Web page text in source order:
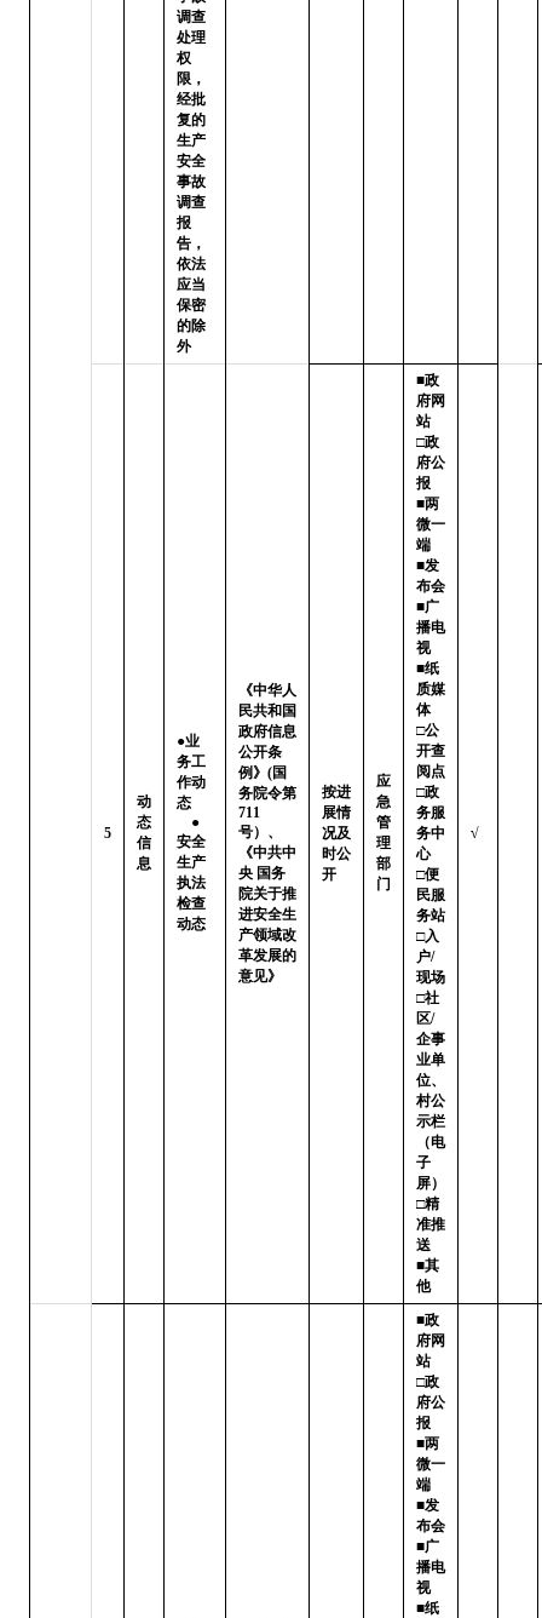
调查
处理
权
限，
经批
复的
生产
安全
事故
调查
报
告，
依法
应当
保密
的除
外
5
动
态
信
息
●业
务工
作动
态
●
安全
生产
执法
检查
动态
《中华人
民共和国
政府信息
公开条
例》(国
务院令第
711
号）、
《中共中
央 国务
院关于推
进安全生
产领域改
革发展的
意见》
按进
展情
况及
时公
开
应
急
管
理
部
门
■政
府网
站
□政
府公
报
■两
微一
端
■发
布会
■广
播电
视
■纸
质媒
体
□公
开查
阅点
□政
务服
务中
心
□便
民服
务站
□入
户/
现场
□社
区/
企事
业单
位、
村公
示栏
（电
子
屏）
□精
准推
送
■其
他
√
■政
府网
站
□政
府公
报
■两
微一
端
■发
布会
■广
播电
视
■纸